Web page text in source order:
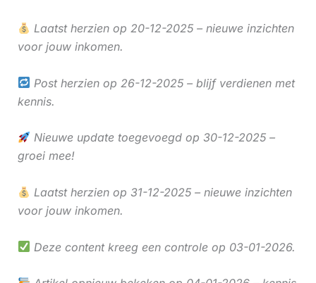
Laatst herzien op 20-12-2025 – nieuwe inzichten
voor jouw inkomen.
Post herzien op 26-12-2025 – blijf verdienen met
kennis.
Nieuwe update toegevoegd op 30-12-2025 –
groei mee!
Laatst herzien op 31-12-2025 – nieuwe inzichten
voor jouw inkomen.
Deze content kreeg een controle op 03-01-2026.